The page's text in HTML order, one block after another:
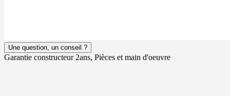
Une question, un conseil ?
Garantie constructeur 2ans, Pièces et main d'oeuvre